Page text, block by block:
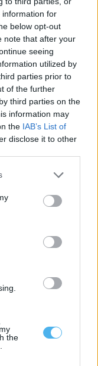
information for
below opt-out
note that after your
seeing
utilized by
parties prior to
of the further
third parties on the
information may
the IAB’s List of
disclose it to other
the
Inácio